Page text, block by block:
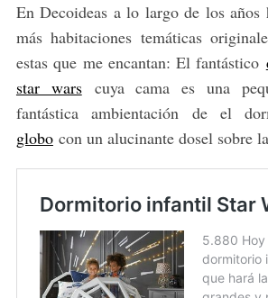
En Decoideas a lo largo de los años
más habitaciones temáticas
estas que me encantan: El fantástico
star warscuya cama es una
fantástica ambientación de el
globocon un alucinante dosel sobre